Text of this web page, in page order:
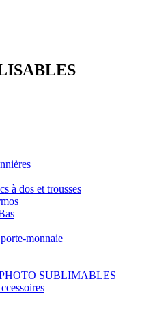
à dos et trousses
monnaie
SUBLIMABLES